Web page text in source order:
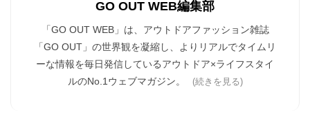
GO OUT WEB編集部
「GO OUT WEB」は、アウトドアファッション雑誌
「GO OUT」の世界観を凝縮し、よりリアルでタイムリ
ーな情報を毎日発信しているアウトドア×ライフスタイ
ルのNo.1ウェブマガジン。
(続きを見る)